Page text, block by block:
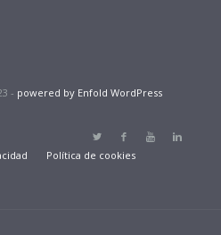
- powered by Enfold WordPress
Política de cookies